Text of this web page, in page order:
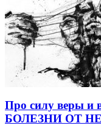
Про силу веры и
БОЛЕЗНИ ОТ